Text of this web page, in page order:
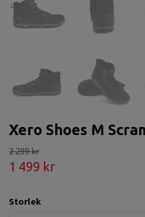
Xero Shoes M
2 299 kr
1 499 kr
Storlek